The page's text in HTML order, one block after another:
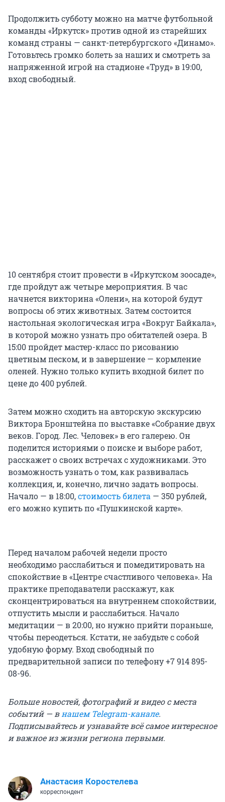
Продолжить субботу можно на матче футбольной
команды «Иркутск» против одной из старейших
команд страны — санкт-петербургского «Динамо».
Готовьтесь громко болеть за наших и смотреть за
напряженной игрой на стадионе «Труд» в 19:00,
вход свободный.
10 сентября стоит провести в «Иркутском зоосаде»,
где пройдут аж четыре мероприятия. В час
начнется викторина «Олени», на которой будут
вопросы об этих животных. Затем состоится
настольная экологическая игра «Вокруг Байкала»,
в которой можно узнать про обитателей озера. В
15:00 пройдет мастер-класс по рисованию
цветным песком, и в завершение — кормление
оленей. Нужно только купить входной билет по
цене до 400 рублей.
Затем можно сходить на авторскую экскурсию
Виктора Бронштейна по выставке «Собрание двух
веков. Город. Лес. Человек» в его галерею. Он
поделится историями о поиске и выборе работ,
расскажет о своих встречах с художниками. Это
возможность узнать о том, как развивалась
коллекция, и, конечно, лично задать вопросы.
Начало — в 18:00,стоимость билета — 350 рублей,
его можно купить по «Пушкинской карте».
Перед началом рабочей недели просто
необходимо расслабиться и помедитировать на
спокойствие в «Центре счастливого человека». На
практике преподаватели расскажут, как
сконцентрироваться на внутреннем спокойствии,
отпустить мысли и расслабиться. Начало
медитации — в 20:00, но нужно прийти пораньше,
чтобы переодеться. Кстати, не забудьте с собой
удобную форму. Вход свободный по
предварительной записи по телефону +7 914 895-
08-96.
Больше новостей, фотографий и видео с места
событий — внашем Telegram-канале.
Подписывайтесь и узнавайте всё самое интересное
и важное из жизни региона первыми.
Анастасия Коростелева
корреспондент